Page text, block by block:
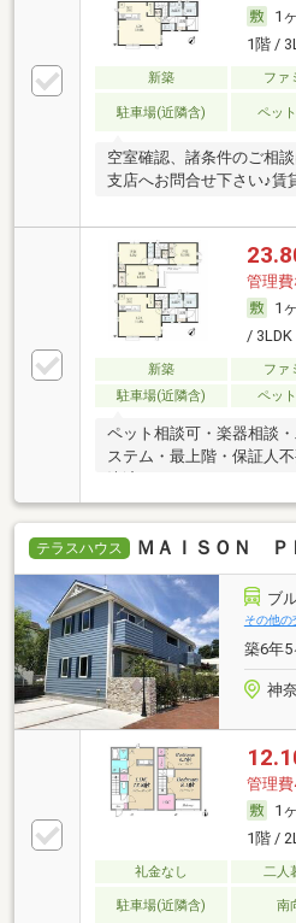
1
1階 /
新築 ファ
駐車場(近隣含) ペッ
空室確認、諸条件のご相
支店へお問合せ下さい♪賃
管理費
1
/ 3LDK
新築 ファ
駐車場(近隣含)
ペッ
ペット相談可・楽器相談
ステム・最上階・保証人
テラスハウス ＭＡＩＳＯＮ
ブ
その他の
築6年5
神
管理費
1
1階 /
礼金なし 二人
駐車場(近隣含) 南